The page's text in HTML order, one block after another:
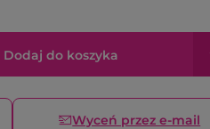
Dodaj do koszyka
Wyceń przez e-mail